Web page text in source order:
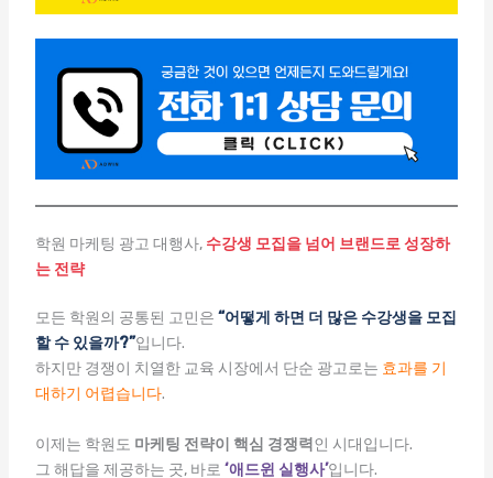
학원 마케팅 광고 대행사, 수강생 모집을 넘어 브랜드로 성장하
는 전략
모든 학원의 공통된 고민은 “어떻게 하면 더 많은 수강생을 모집
할 수 있을까?”입니다.
하지만 경쟁이 치열한 교육 시장에서 단순 광고로는 효과를 기
대하기 어렵습니다.
이제는 학원도 마케팅 전략이 핵심 경쟁력 인 시대입니다.
그 해답을 제공하는 곳, 바로 ‘애드윈 실행사’입니다.